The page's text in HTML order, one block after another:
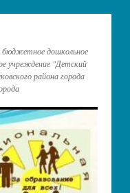
бюджетное дошкольное
учреждение "Детский
района города